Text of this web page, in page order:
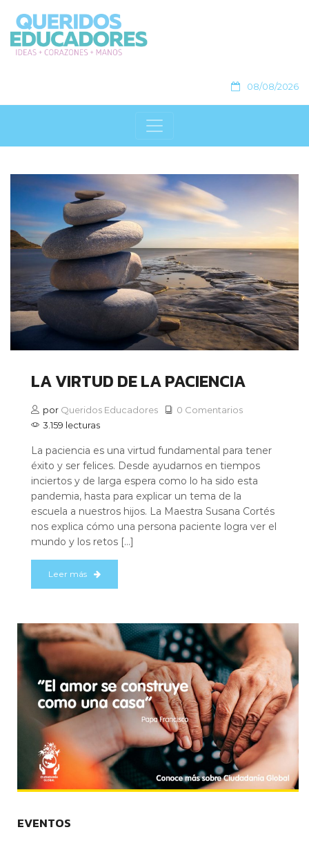
08/08/2026
LA VIRTUD DE LA PACIENCIA
por Queridos Educadores
0 Comentarios
3.159 lecturas
La paciencia es una virtud fundamental para tener
éxito y ser felices. Desde ayudarnos en tiempos
inciertos y de larga espera como lo ha sido esta
pandemia, hasta para explicar un tema de la
escuela a nuestros hijos. La Maestra Susana Cortés
nos explica cómo una persona paciente logra ver el
mundo y los retos […]
Leer más
EVENTOS